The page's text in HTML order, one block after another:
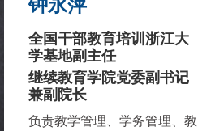
全国干部教育培训浙江大
学基地副主任
继续教育学院党委副书记
兼副院长
负责教学管理、学务管理、教